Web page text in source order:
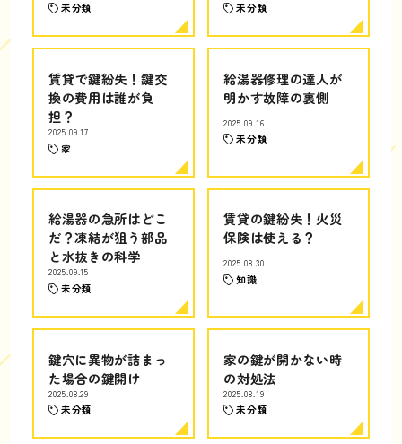
未分類 未分類
賃貸で鍵紛失！鍵交
換の費用は誰が負
担？
2025.09.17
家
給湯器修理の達人が
明かす故障の裏側
2025.09.16
未分類
給湯器の急所はどこ
だ？凍結が狙う部品
と水抜きの科学
2025.09.15
未分類
賃貸の鍵紛失！火災
保険は使える？
2025.08.30
知識
鍵穴に異物が詰まっ
た場合の鍵開け
2025.08.29
未分類
家の鍵が開かない時
の対処法
2025.08.19
未分類